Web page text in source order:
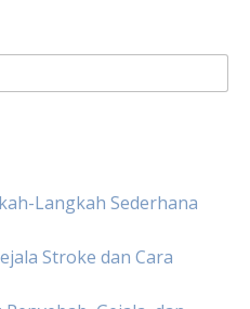
Langkah Sederhana
Stroke dan Cara